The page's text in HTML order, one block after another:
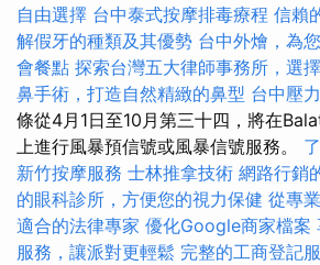
自由選擇 台中泰式按摩排毒療程 信賴
解假牙的種類及其優勢 台中外燴，為
會餐點 探索台灣五大律師事務所，選
鼻手術，打造自然精緻的鼻型 台中壓
條從4月1日至10月第三十四，將在
上進行風暴預信號或風暴信號服務。
新竹按摩服務 士林推拿技術 網路行銷
的眼科診所，方便您的視力保健 從專
適合的法律專家 優化Google商家檔案
服務，讓派對更輕鬆 完整的工商登記